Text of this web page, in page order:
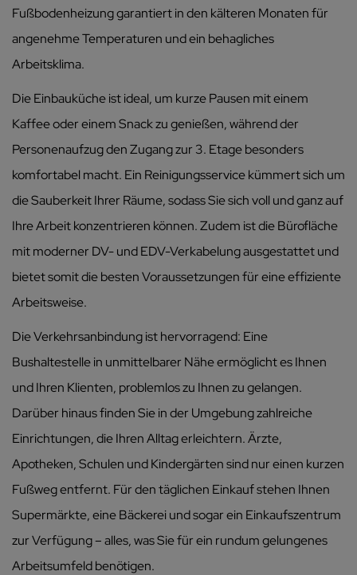
Fußbodenheizung garantiert in den kälteren Monaten für
angenehme Temperaturen und ein behagliches
Arbeitsklima.
Die Einbauküche ist ideal, um kurze Pausen mit einem
Kaffee oder einem Snack zu genießen, während der
Personenaufzug den Zugang zur 3. Etage besonders
komfortabel macht. Ein Reinigungsservice kümmert sich um
die Sauberkeit Ihrer Räume, sodass Sie sich voll und ganz auf
Ihre Arbeit konzentrieren können. Zudem ist die Bürofläche
mit moderner DV- und EDV-Verkabelung ausgestattet und
bietet somit die besten Voraussetzungen für eine effiziente
Arbeitsweise.
Die Verkehrsanbindung ist hervorragend: Eine
Bushaltestelle in unmittelbarer Nähe ermöglicht es Ihnen
und Ihren Klienten, problemlos zu Ihnen zu gelangen.
Darüber hinaus finden Sie in der Umgebung zahlreiche
Einrichtungen, die Ihren Alltag erleichtern. Ärzte,
Apotheken, Schulen und Kindergärten sind nur einen kurzen
Fußweg entfernt. Für den täglichen Einkauf stehen Ihnen
Supermärkte, eine Bäckerei und sogar ein Einkaufszentrum
zur Verfügung – alles, was Sie für ein rundum gelungenes
Arbeitsumfeld benötigen.